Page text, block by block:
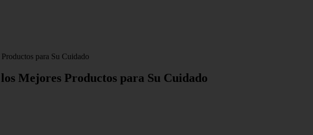
para Su Cuidado
Mejores Productos para Su Cuidado